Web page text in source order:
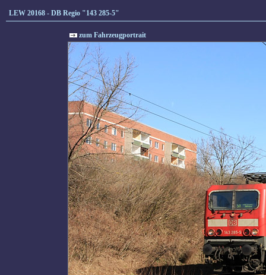
LEW 20168 - DB Regio "143 285-5"
zum Fahrzeugportrait